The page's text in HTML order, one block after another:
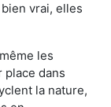
vrai, elles
les
place dans
la nature,